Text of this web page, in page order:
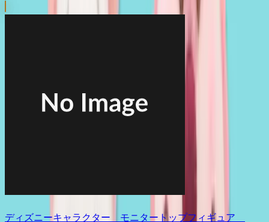
ディズニーキャラクター モニタートップフィギュア